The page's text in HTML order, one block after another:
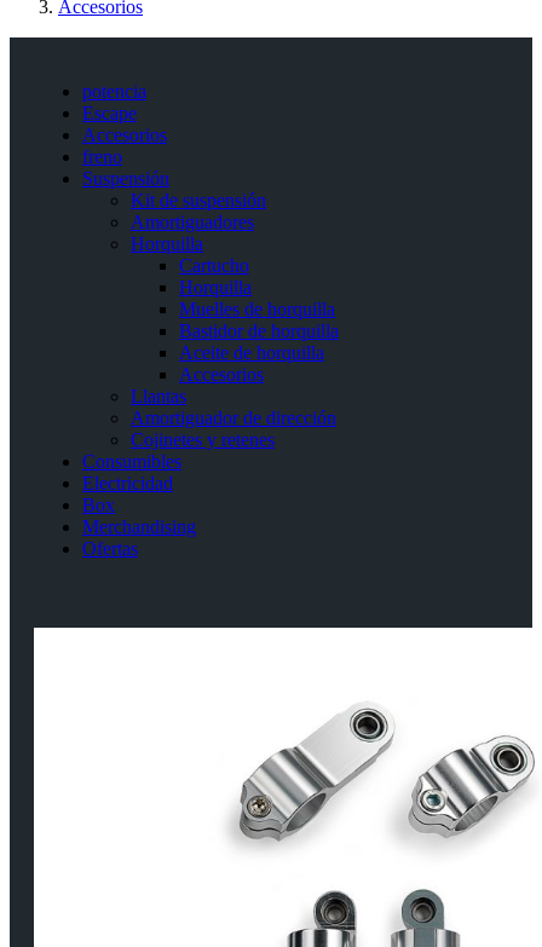
Accesorios
potencia
Escape
Accesorios
freno
Suspensión
Kit de suspensión
Amortiguadores
Horquilla
Cartucho
Horquilla
Muelles de horquilla
Bastidor de horquilla
Aceite de horquilla
Accesorios
Llantas
Amortiguador de dirección
Cojinetes y retenes
Consumibles
Electricidad
Box
Merchandising
Ofertas